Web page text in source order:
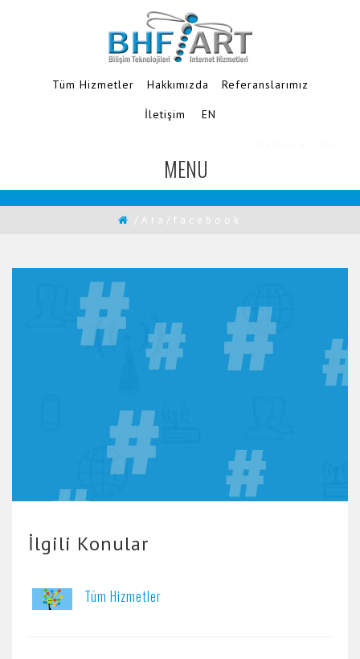
Tüm Hizmetler Hakkımızda Referanslarımız
İletişim EN
MENU
TOGGLE
NAVIGATION
/Ara/facebook
İlgili Konular
Tüm Hizmetler